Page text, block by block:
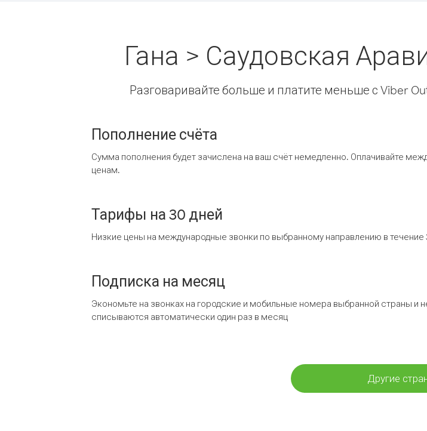
Гана > Саудовская
Разговаривайте больше и платите меньше с Viber
Пополнение счёта
Сумма пополнения будет зачислена на ваш счёт немедленно. Оплачивайте
ценам.
Тарифы на 30 дней
Низкие цены на международные звонки по выбранному направлению в течение
Подписка на месяц
Экономьте на звонках на городские и мобильные номера выбранной страны и
списываются автоматически один раз в месяц
Другие